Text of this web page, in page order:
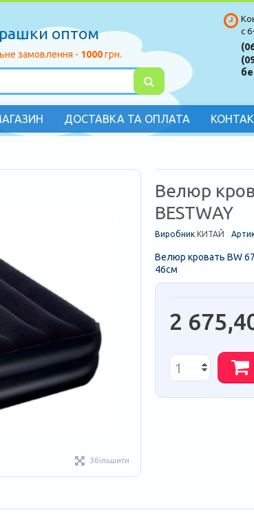
оптом
замовлення - 1000грн.
с
ДОСТАВКА ТА ОПЛАТА
Збільшити
Велюр
BESTWAY
Виробник КИТАЙ
Велюр кровать BW
46см
2